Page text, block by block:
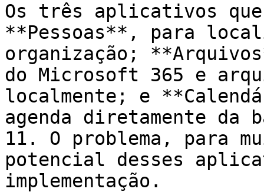
Os três aplicativos
**Pessoas**, para
organização;
do Microsoft 365 e
localmente; e
agenda diretamente da
11. O problema, para
potencial desses
implementação.